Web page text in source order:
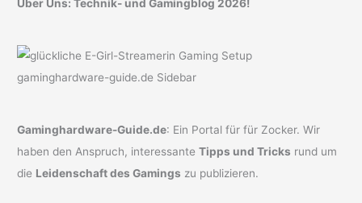
Über Uns: Technik- und Gamingblog 2026!
Gaminghardware-Guide.de: Ein Portal für für Zocker. Wir
haben den Anspruch, interessanteTipps und Tricks rund um
die Leidenschaft des Gamings zu publizieren.